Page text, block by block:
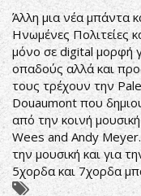
2ου
ΚΥΜΑΤΟΣ
Άλλη μια νέα μπάντα
Ηνωμένες Πολιτείες
μόνο σε digital μορφή
οπαδούς αλλά και
τους τρέχουν την
Douaumont που
από την κοινή
Wees and Andy Meyer.
την μουσική και για
5χορδα και 7χορδα